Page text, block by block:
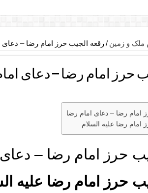
برای حاجت
الدعوه شدن
و زمین / رقعه الجیب حرز امام رضا – دعای
حرز امام رضا – دعای
امام رضا – دعای امام رضا
امام رضا علیه السلام
حرز امام رضا –
حرز امام رضا علیه